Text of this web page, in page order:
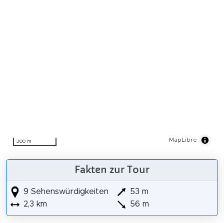
300 m MapLibre
Fakten zur Tour
9 Sehenswürdigkeiten
2,3 km
53 m
56 m